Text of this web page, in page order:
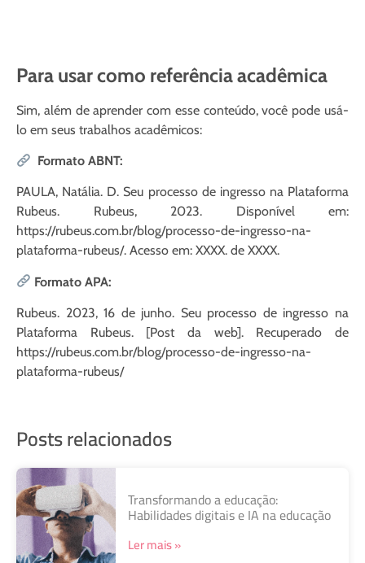
Para usar como referência acadêmica
Sim, além de aprender com esse conteúdo, você pode usá-
lo em seus trabalhos acadêmicos:
Formato ABNT:
PAULA, Natália. D. Seu processo de ingresso na Plataforma
Rubeus. Rubeus, 2023. Disponível em:
https://rubeus.com.br/blog/processo-de-ingresso-na-
plataforma-rubeus/. Acesso em: XXXX. de XXXX.
Formato APA:
Rubeus. 2023, 16 de junho. Seu processo de ingresso na
Plataforma Rubeus. [Post da web]. Recuperado de
https://rubeus.com.br/blog/processo-de-ingresso-na-
plataforma-rubeus/
Posts relacionados
Transformando a educação:
Habilidades digitais e IA na educação
Ler mais »